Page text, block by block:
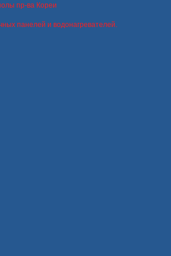
пр-ва Кореи
панелей и водонагревателей.